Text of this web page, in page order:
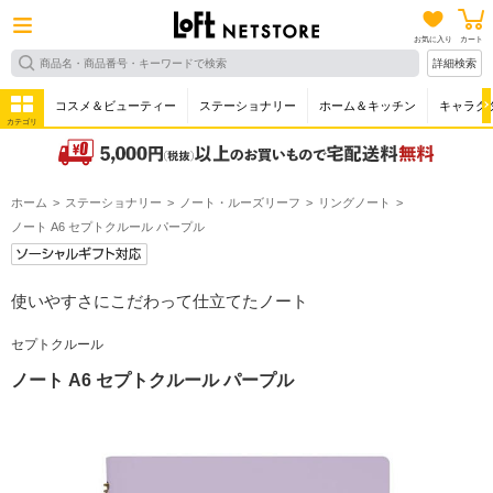
お気に入り カート
詳細検索
カテゴリ
コスメ＆ビューティー ステーショナリー ホーム＆キッチン キャラク
ホーム ステーショナリー ノート・ルーズリーフ
リングノート
ノート A6 セプトクルール パープル
使いやすさにこだわって仕立てたノート
セプトクルール
ノート A6 セプトクルール パープル